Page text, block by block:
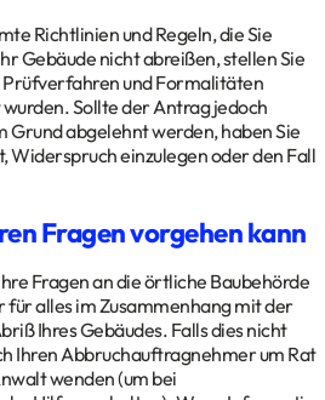
Richtlinien und Regeln, die Sie
Gebäude nicht abreißen, stellen Sie
Prüfverfahren und Formalitäten
Sollte der Antrag jedoch
Grund abgelehnt werden, haben Sie
Widerspruch einzulegen oder den Fall
Fragen vorgehen kann
Fragen an die örtliche Baubehörde
alles im Zusammenhang mit der
Ihres Gebäudes. Falls dies nicht
Ihren Abbruchauftragnehmer um Rat
wenden (um bei